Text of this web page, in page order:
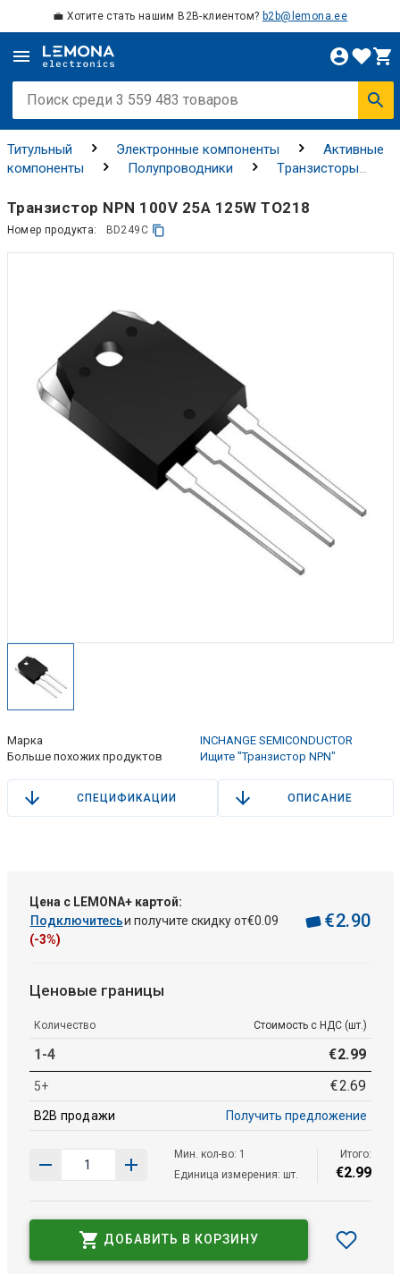
💼 Хотите стать нашим B2B-клиентом? b2b@lemona.ee
Титульный Электронные компоненты
Активные
компоненты
Полупроводники
Tранзисторы
Транзистор NPN 100V 25A 125W TO218
Номер продукта: BD249C
Марка
INCHANGE SEMICONDUCTOR
Больше похожих продуктов
Ищите "Транзистор NPN"
СПЕЦИФИКАЦИИ ОПИСАНИЕ
Цена с LEMONA+ картой:
Подключитесьи получите скидку от€0 09
(-3%)
€2.90
Ценовые границы
Количество Стоимость с НДС (шт.)
1-4 €2.99
5+ €2.69
B2B продажи Получить предложение
Мин. кол-во: 1
Единица измерения: шт.
Итого:
€2.99
ДОБАВИТЬ В КОРЗИНУ